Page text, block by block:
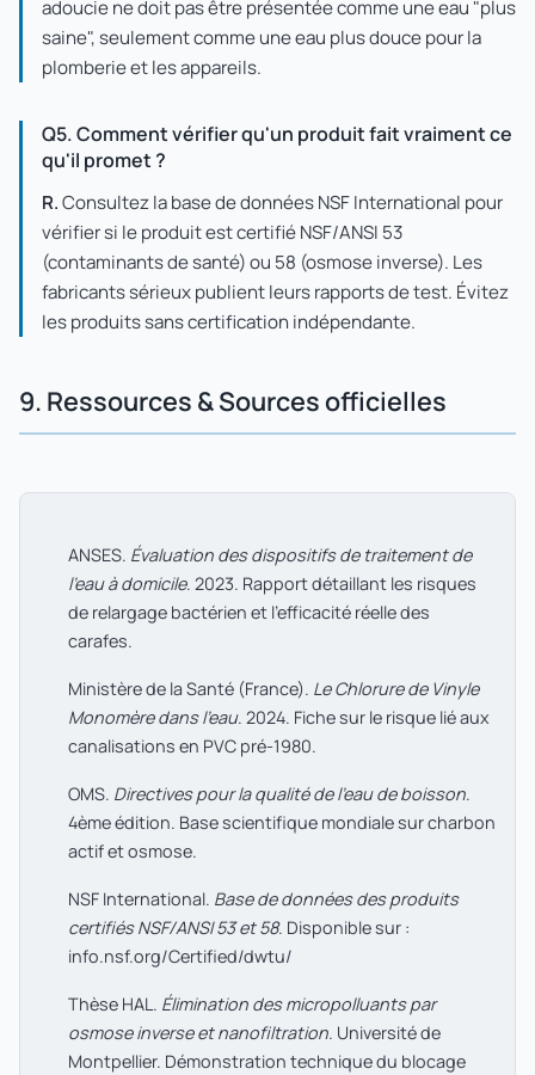
adoucie ne doit pas être présentée comme une eau "plus
saine", seulement comme une eau plus douce pour la
plomberie et les appareils.
Q5. Comment vérifier qu'un produit fait vraiment ce
qu'il promet ?
R.Consultez la base de données NSF International pour
vérifier si le produit est certifié NSF/ANSI 53
(contaminants de santé) ou 58 (osmose inverse). Les
fabricants sérieux publient leurs rapports de test. Évitez
les produits sans certification indépendante.
9. Ressources & Sources officielles
ANSES. Évaluation des dispositifs de traitement de
l'eau à domicile. 2023. Rapport détaillant les risques
de relargage bactérien et l'efficacité réelle des
carafes.
Ministère de la Santé (France). Le Chlorure de Vinyle
Monomère dans l'eau. 2024. Fiche sur le risque lié aux
canalisations en PVC pré-1980.
OMS. Directives pour la qualité de l'eau de boisson.
4ème édition. Base scientifique mondiale sur charbon
actif et osmose.
NSF International. Base de données des produits
certifiés NSF/ANSI 53 et 58. Disponible sur :
info.nsf.org/Certified/dwtu/
Thèse HAL. Élimination des micropolluants par
osmose inverse et nanofiltration. Université de
Montpellier. Démonstration technique du blocage